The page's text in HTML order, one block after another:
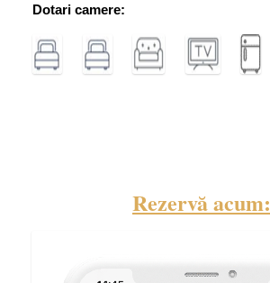
Dotari camere:
Rezervă acum: